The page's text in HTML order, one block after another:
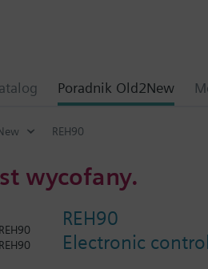
Poradnik Old2New
REH90
wycofany.
REH90
Electronic
REH90